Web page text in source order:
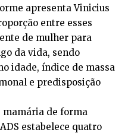
apresenta Vinicius
entre esses
de mulher para
da vida, sendo
idade, índice de massa
e predisposição
mamária de forma
estabelece quatro